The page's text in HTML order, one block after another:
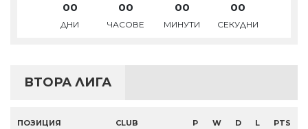
00
ДНИ
00
ЧАСОВЕ
00
МИНУТИ
00
СЕКУДНИ
ВТОРА ЛИГА
ПОЗИЦИЯ CLUB P W D L PTS